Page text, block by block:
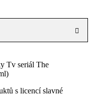
Tv seriál The
s licencí slavné